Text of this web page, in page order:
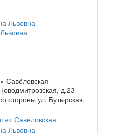
Савёловская
д.23
стороны ул. Бутырская,